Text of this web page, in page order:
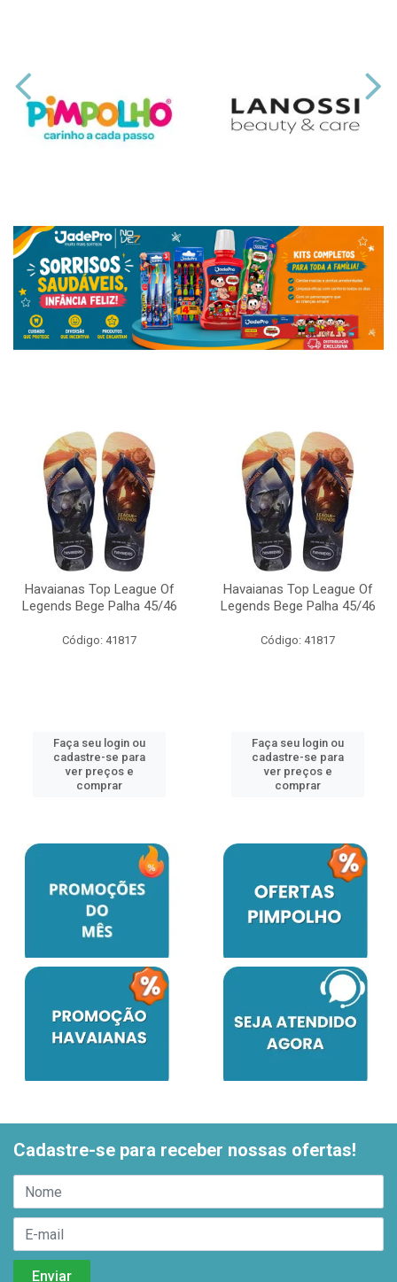
Havaianas Top League Of
Legends Bege Palha 45/46
Código: 41817
Faça seu login ou
cadastre-se para
ver preços e
comprar
Havaianas Top League Of
Legends Bege Palha 45/46
Código: 41817
Faça seu login ou
cadastre-se para
ver preços e
comprar
Cadastre-se para receber nossas ofertas!